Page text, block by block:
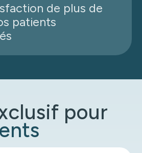
de plus de
patients
pour